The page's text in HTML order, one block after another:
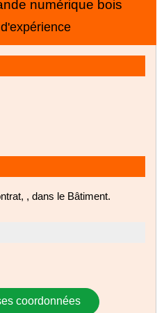
numérique bois
, dans le Bâtiment.
coordonnées